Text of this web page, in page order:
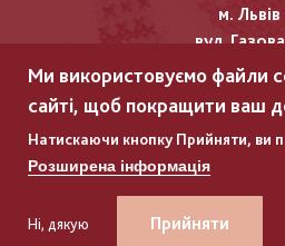
м. Львів
вул.
Всі права
Copyright ©
ГЛЯНЕЦЬ –РОЗРОБКА
ГЛЯНЕЦЬ –РОЗРОБКА
Ми використовуємо файли
сайті, щоб покращити ваш
Натискаючи кнопку Прийняти, ви
Розширена інформація
Ні, дякую Прийняти